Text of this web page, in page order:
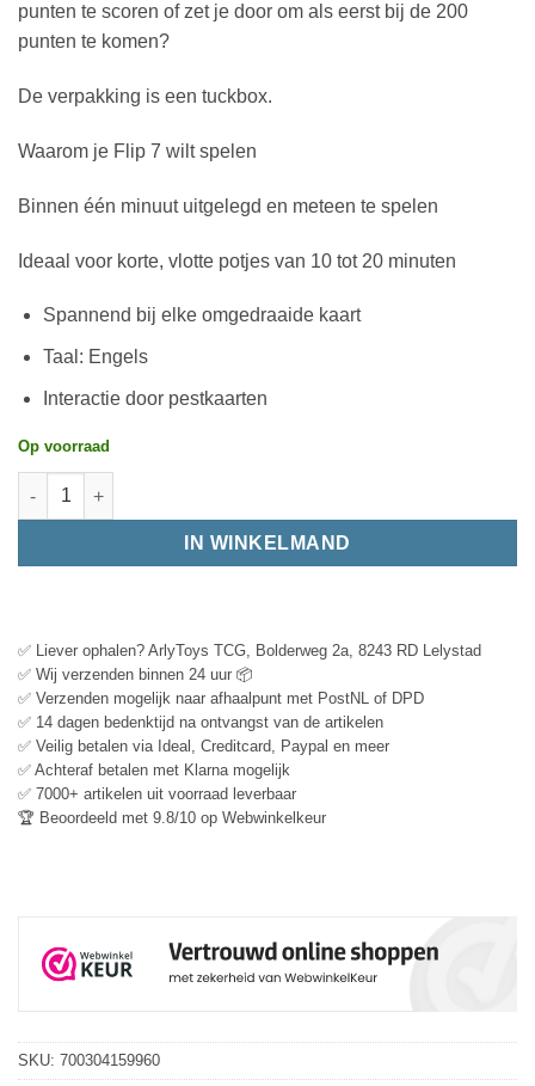
punten te scoren of zet je door om als eerst bij de 200
punten te komen?
De verpakking is een tuckbox.
Waarom je Flip 7 wilt spelen
Binnen één minuut uitgelegd en meteen te spelen
Ideaal voor korte, vlotte potjes van 10 tot 20 minuten
Spannend bij elke omgedraaide kaart
Taal: Engels
Interactie door pestkaarten
Op voorraad
IN WINKELMAND
✅ Liever ophalen? ArlyToys TCG, Bolderweg 2a, 8243 RD Lelystad
✅ Wij verzenden binnen 24 uur 📦
✅ Verzenden mogelijk naar afhaalpunt met PostNL of DPD
✅ 14 dagen bedenktijd na ontvangst van de artikelen
✅ Veilig betalen via Ideal, Creditcard, Paypal en meer
✅ Achteraf betalen met Klarna mogelijk
✅ 7000+ artikelen uit voorraad leverbaar
🏆 Beoordeeld met 9.8/10 op Webwinkelkeur
SKU: 700304159960